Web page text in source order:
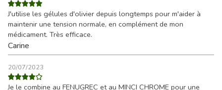
J'utilise les gélules d'olivier depuis longtemps pour m'aider à
maintenir une tension normale, en complément de mon
médicament. Très efficace.
Carine
20/07/2023
Je le combine au FENUGREC et au MINCI CHROME pour une